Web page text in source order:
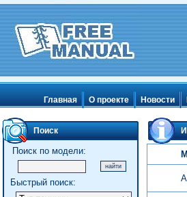
Главная О проекте Новости
Поиск
Поиск по модели:
Быстрый поиск: